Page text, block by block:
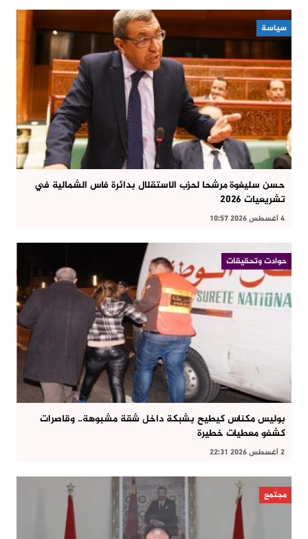
سياسة
حسن سليغوة مرشحا لحزب الاستقلال بدائرة فاس الشمالية في
تشريعيات 2026
4 أغسطس 2026 10:57
حوادت وتحقيقات
بوليس مكناس كيطيح بشبكة داخل شقة مشبوهة.. وقاصرات
كشفو معطيات خطيرة
2 أغسطس 2026 22:31
مجتمع